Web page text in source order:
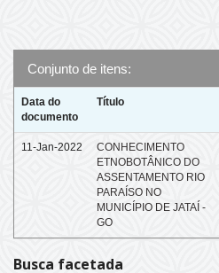
Conjunto de itens:
Data do
documento
Título
11-Jan-2022
CONHECIMENTO
ETNOBOTÂNICO DO
ASSENTAMENTO RIO
PARAÍSO NO
MUNICÍPIO DE JATAÍ -
GO
Busca facetada